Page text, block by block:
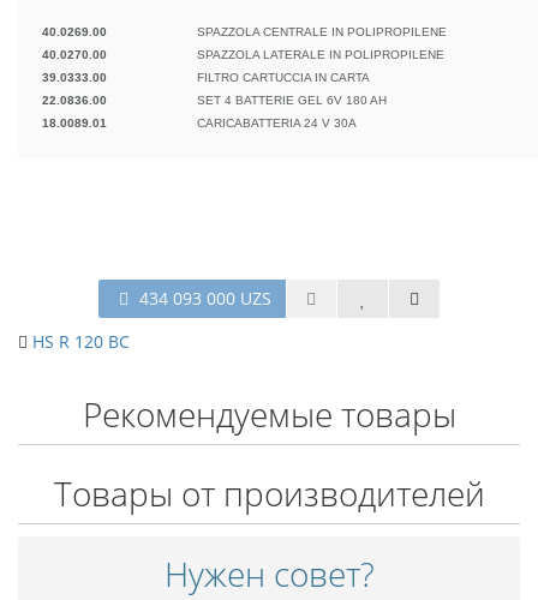
40.0269.00
SPAZZOLA CENTRALE IN POLIPROPILENE
40.0270.00
SPAZZOLA LATERALE IN POLIPROPILENE
39.0333.00
FILTRO CARTUCCIA IN CARTA
22.0836.00
SET 4 BATTERIE GEL 6V 180 AH
18.0089.01
CARICABATTERIA 24 V 30A
434 093 000 UZS
HS R 120 BC
Рекомендуемые товары
Товары от производителей
Нужен совет?